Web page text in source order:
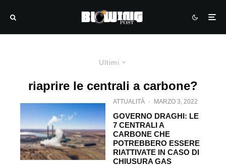
Ultimi
riaprire le centrali a carbone?
ATTUALITÀ · MARZO 3, 2022
GOVERNO DRAGHI: LE
7 CENTRALI A
CARBONE CHE
POTREBBERO ESSERE
RIATTIVATE IN CASO DI
CHIUSURA GAS